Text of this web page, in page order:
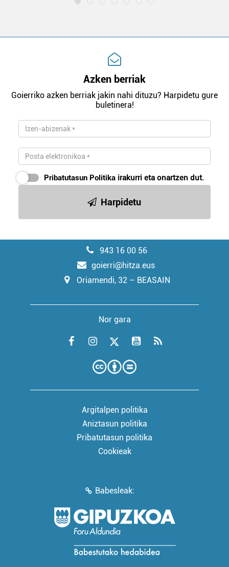
Azken berriak
Goierriko azken berriak jakin nahi dituzu? Harpidetu gure
buletinera!
Pribatutasun Politika irakurri eta onartzen dut.
Harpidetu
943 16 00 56
goierri@hitza.eus
Oriamendi, 32 – BEASAIN
Nor gara
Argitalpen politika
Aniztasun politika
Pribatutasun politika
Cookieak
Babesleak: